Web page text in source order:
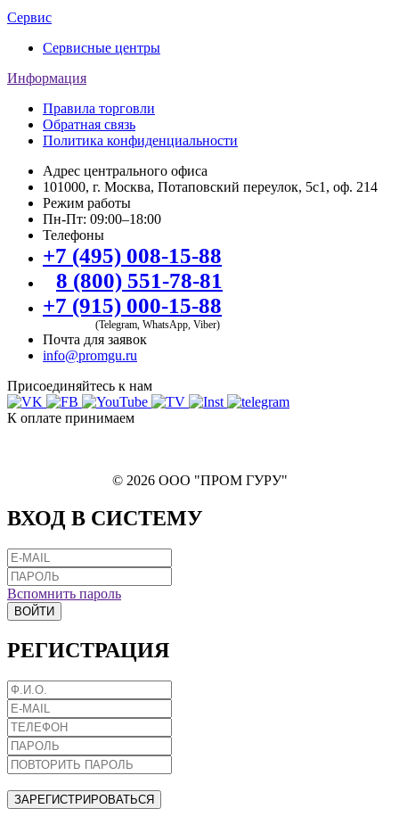
Сервис
Сервисные центры
Информация
Правила торговли
Обратная связь
Политика конфиденциальности
Адрес центрального офиса
101000, г. Москва, Потаповский переулок, 5с1, оф. 214
Режим работы
Пн-Пт: 09:00–18:00
Телефоны
+7 (495) 008-15-88
8 (800) 551-78-81
+7 (915) 000-15-88
(Telegram, WhatsApp, Viber)
Почта для заявок
info@promgu.ru
Присоединяйтесь к нам
К оплате принимаем
© 2026 ООО "ПРОМ ГУРУ"
ВХОД В СИСТЕМУ
Вспомнить пароль
ВОЙТИ
РЕГИСТРАЦИЯ
ЗАРЕГИСТРИРОВАТЬСЯ